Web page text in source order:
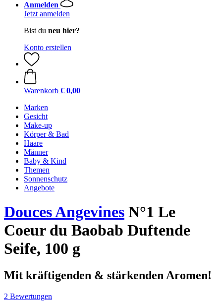
Anmelden
Jetzt anmelden
Bist du neu hier?
Konto erstellen
Warenkorb € 0,00
Marken
Gesicht
Make-up
Körper & Bad
Haare
Männer
Baby & Kind
Themen
Sonnenschutz
Angebote
Douces Angevines N°1 Le
Coeur du Baobab Duftende
Seife, 100 g
Mit kräftigenden & stärkenden Aromen!
2 Bewertungen